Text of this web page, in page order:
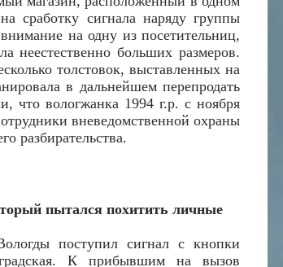
сработку сигнала наряду группы
на одну из посетительниц,
неестественно больших размеров.
толстовок, выставленных на
в дальнейшем перепродать
что вологжанка 1994 г.р. с ноября
вневедомственной охраны
разбирательства.
пытался похитить личные
поступил сигнал с кнопки
К прибывшим на вызов